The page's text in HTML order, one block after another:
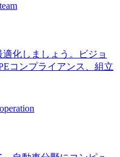
化しましょう。ビジョ
コンプライアンス、組立